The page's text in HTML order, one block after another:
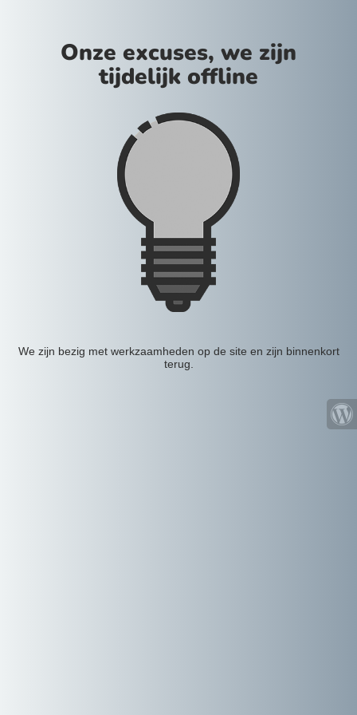
Onze excuses, we zijn
tijdelijk offline
We zijn bezig met werkzaamheden op de site en zijn binnenkort
terug.